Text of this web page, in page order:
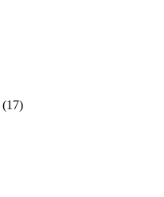
(17)